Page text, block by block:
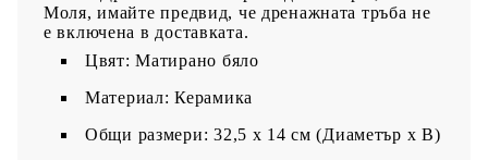
Моля, имайте предвид, че дренажната тръба не
е включена в доставката.
Цвят: Матирано бяло
Материал: Керамика
Общи размери: 32,5 x 14 см (Диаметър х В)